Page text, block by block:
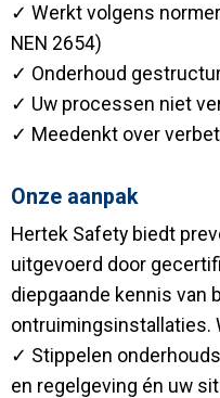
✓ Werkt volgens
NEN 2654)
✓ Onderhoud
✓ Uw processen niet
✓ Meedenkt over
Onze aanpak
Hertek Safety biedt
uitgevoerd door
diepgaande kennis van
ontruimingsinstallaties.
✓ Stippelen
en regelgeving én uw